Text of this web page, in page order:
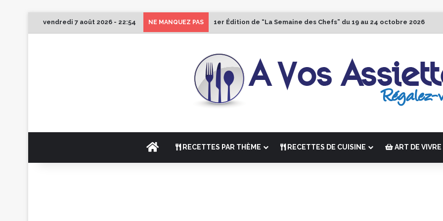
vendredi 7 août 2026 - 22:54 NE MANQUEZ PAS 1er Édition de “La Semaine des Chefs” du 19 au 24 octobre 2026
ACCUEILRECETTES PAR THÈME RECETTES DE CUISINE ART DE VIVRE